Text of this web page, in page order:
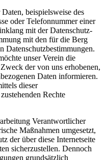
beispielsweise des
oder Telefonnummer einer
mit der Datenschutz-
mit den für die Berg
Datenschutzbestimmungen.
unser Verein die
der von uns erhobenen,
Daten informieren.
dieser
Rechte
Verantwortlicher
Maßnahmen umgesetzt,
der über diese Internetseite
sicherzustellen. Dennoch
grundsätzlich